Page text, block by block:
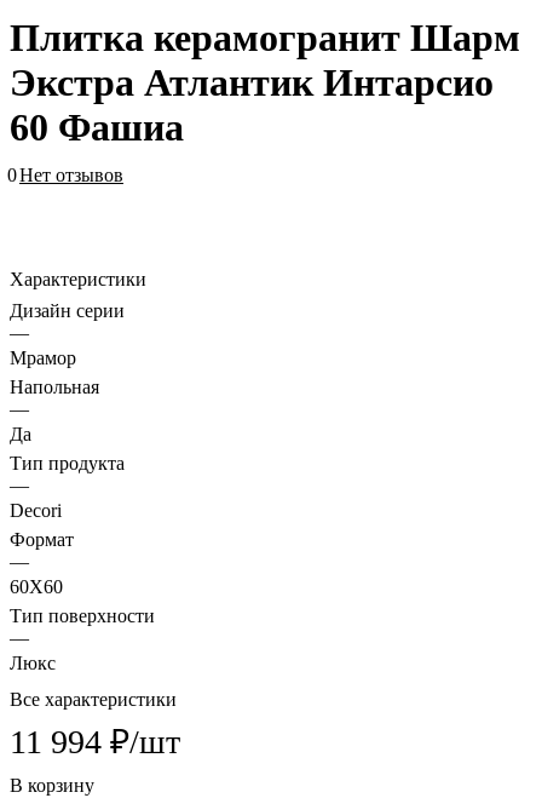
Плитка керамогранит Шарм
Экстра Атлантик Интарсио
60 Фашиа
0Нет отзывов
Характеристики
Дизайн серии
—
Мрамор
Напольная
—
Да
Тип продукта
—
Decori
Формат
—
60X60
Тип поверхности
—
Люкс
Все характеристики
11 994 ₽/шт
В корзину